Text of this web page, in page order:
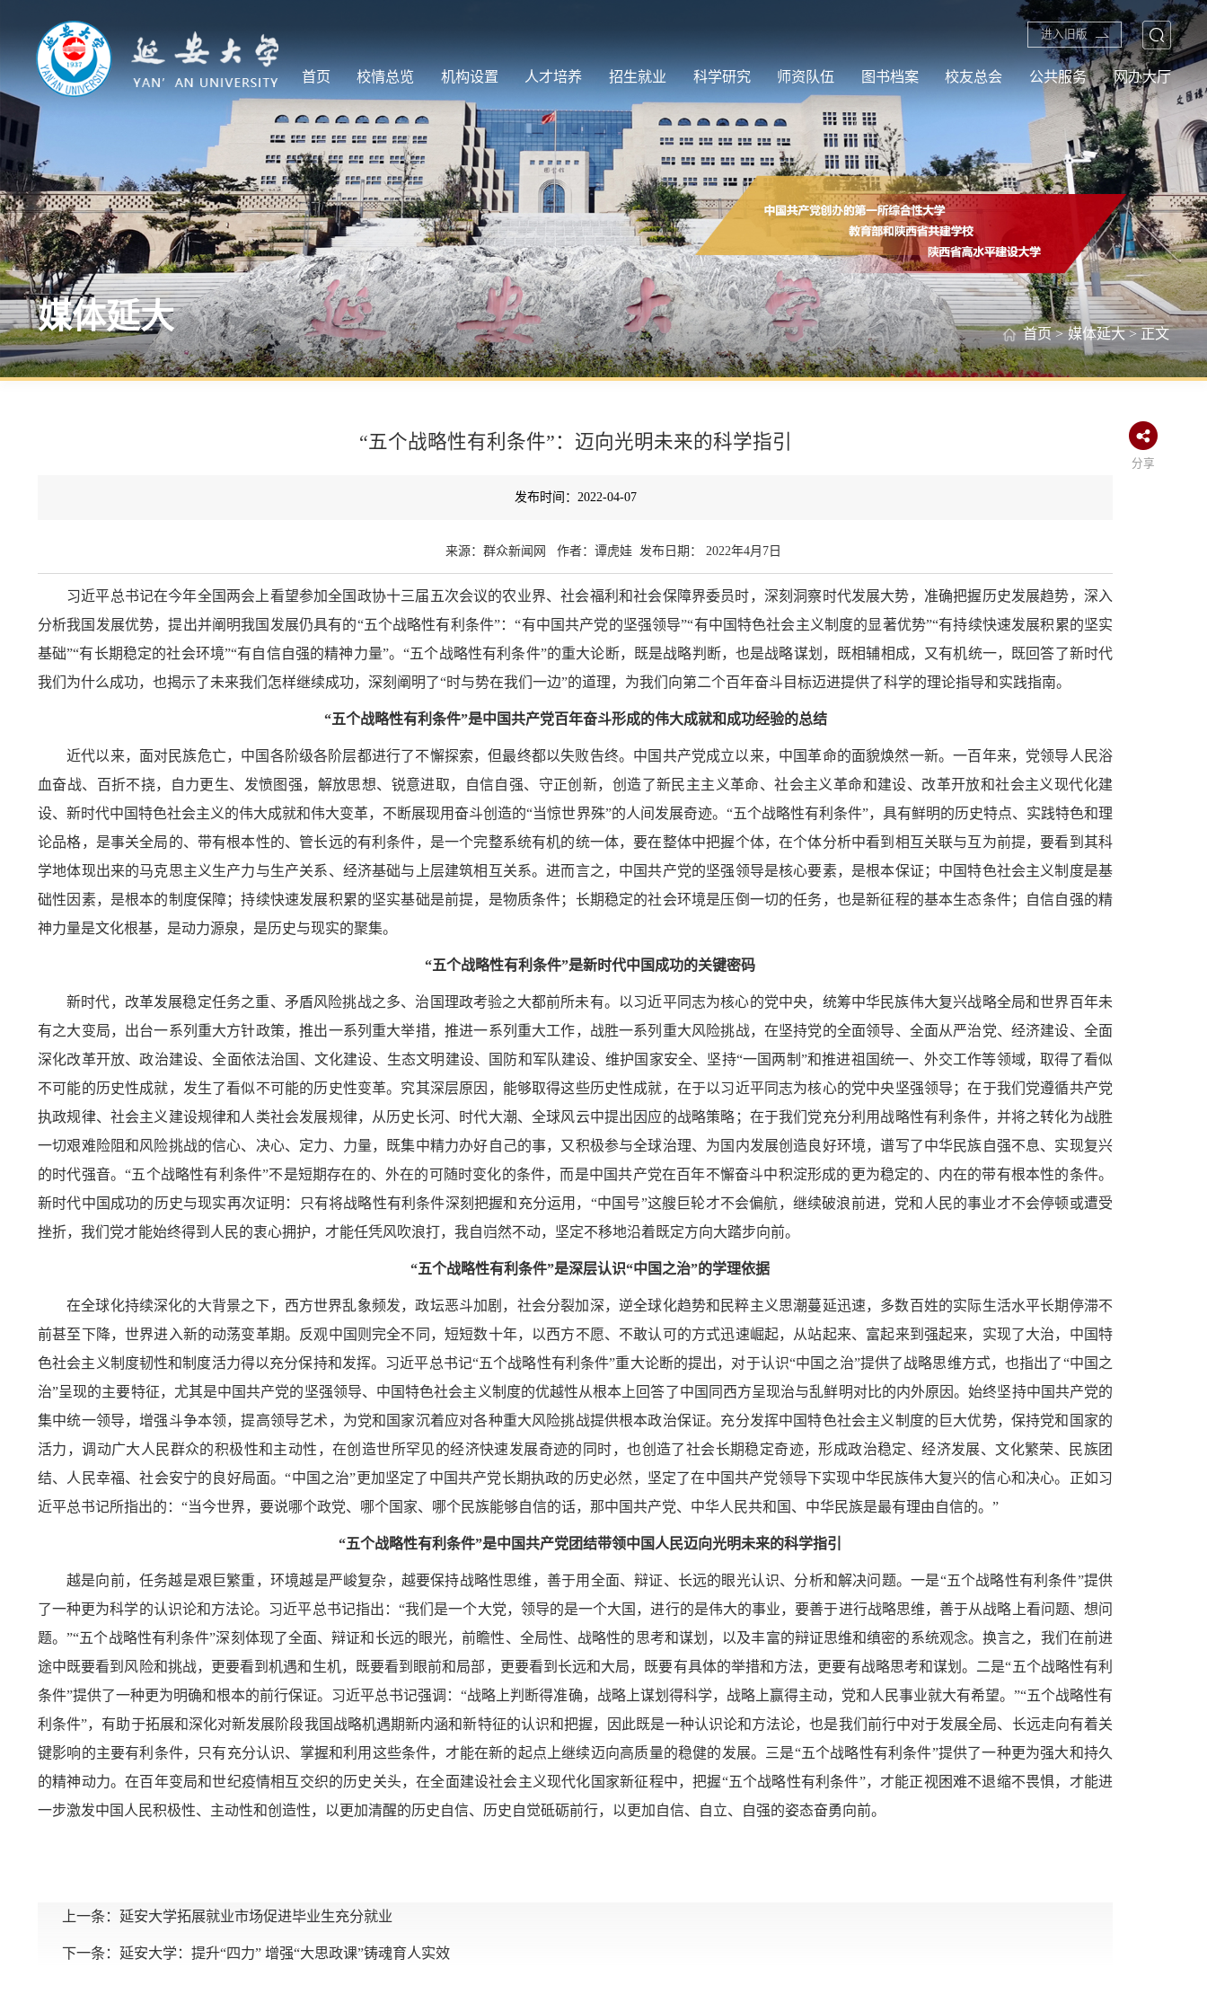
进入旧版
首页 校情总览 机构设置 人才培养 招生就业 科学研究 师资队伍 图书档案 校友总会 公共服务 网办大厅
媒体延大 首页 > 媒体延大 > 正文
“五个战略性有利条件”：迈向光明未来的科学指引
分享
发布时间：2022-04-07
来源：群众新闻网 作者： 谭虎娃 发布日期： 2022年4月7日
习近平总书记在今年全国两会上看望参加全国政协十三届五次会议的农业界、社会福利和社会保障界委员时，深刻洞察时代发展大势，准确把握历史发展趋势，深入
分析我国发展优势，提出并阐明我国发展仍具有的“五个战略性有利条件”：“有中国共产党的坚强领导”“有中国特色社会主义制度的显著优势”“有持续快速发展积累的坚实
基础”“有长期稳定的社会环境”“有自信自强的精神力量”。“五个战略性有利条件”的重大论断，既是战略判断，也是战略谋划，既相辅相成，又有机统一，既回答了新时代
我们为什么成功，也揭示了未来我们怎样继续成功，深刻阐明了“时与势在我们一边”的道理，为我们向第二个百年奋斗目标迈进提供了科学的理论指导和实践指南。
“五个战略性有利条件”是中国共产党百年奋斗形成的伟大成就和成功经验的总结
近代以来，面对民族危亡，中国各阶级各阶层都进行了不懈探索，但最终都以失败告终。中国共产党成立以来，中国革命的面貌焕然一新。一百年来，党领导人民浴
血奋战、百折不挠，自力更生、发愤图强，解放思想、锐意进取，自信自强、守正创新，创造了新民主主义革命、社会主义革命和建设、改革开放和社会主义现代化建
设、新时代中国特色社会主义的伟大成就和伟大变革，不断展现用奋斗创造的“当惊世界殊”的人间发展奇迹。“五个战略性有利条件”，具有鲜明的历史特点、实践特色和理
论品格，是事关全局的、带有根本性的、管长远的有利条件，是一个完整系统有机的统一体，要在整体中把握个体，在个体分析中看到相互关联与互为前提，要看到其科
学地体现出来的马克思主义生产力与生产关系、经济基础与上层建筑相互关系。进而言之，中国共产党的坚强领导是核心要素，是根本保证；中国特色社会主义制度是基
础性因素，是根本的制度保障；持续快速发展积累的坚实基础是前提，是物质条件；长期稳定的社会环境是压倒一切的任务，也是新征程的基本生态条件；自信自强的精
神力量是文化根基，是动力源泉，是历史与现实的聚集。
“五个战略性有利条件”是新时代中国成功的关键密码
新时代，改革发展稳定任务之重、矛盾风险挑战之多、治国理政考验之大都前所未有。以习近平同志为核心的党中央，统筹中华民族伟大复兴战略全局和世界百年未
有之大变局，出台一系列重大方针政策，推出一系列重大举措，推进一系列重大工作，战胜一系列重大风险挑战，在坚持党的全面领导、全面从严治党、经济建设、全面
深化改革开放、政治建设、全面依法治国、文化建设、生态文明建设、国防和军队建设、维护国家安全、坚持“一国两制”和推进祖国统一、外交工作等领域，取得了看似
不可能的历史性成就，发生了看似不可能的历史性变革。究其深层原因，能够取得这些历史性成就，在于以习近平同志为核心的党中央坚强领导；在于我们党遵循共产党
执政规律、社会主义建设规律和人类社会发展规律，从历史长河、时代大潮、全球风云中提出因应的战略策略；在于我们党充分利用战略性有利条件，并将之转化为战胜
一切艰难险阻和风险挑战的信心、决心、定力、力量，既集中精力办好自己的事，又积极参与全球治理、为国内发展创造良好环境，谱写了中华民族自强不息、实现复兴
的时代强音。“五个战略性有利条件”不是短期存在的、外在的可随时变化的条件，而是中国共产党在百年不懈奋斗中积淀形成的更为稳定的、内在的带有根本性的条件。
新时代中国成功的历史与现实再次证明：只有将战略性有利条件深刻把握和充分运用，“中国号”这艘巨轮才不会偏航，继续破浪前进，党和人民的事业才不会停顿或遭受
挫折，我们党才能始终得到人民的衷心拥护，才能任凭风吹浪打，我自岿然不动，坚定不移地沿着既定方向大踏步向前。
“五个战略性有利条件”是深层认识“中国之治”的学理依据
在全球化持续深化的大背景之下，西方世界乱象频发，政坛恶斗加剧，社会分裂加深，逆全球化趋势和民粹主义思潮蔓延迅速，多数百姓的实际生活水平长期停滞不
前甚至下降，世界进入新的动荡变革期。反观中国则完全不同，短短数十年，以西方不愿、不敢认可的方式迅速崛起，从站起来、富起来到强起来，实现了大治，中国特
色社会主义制度韧性和制度活力得以充分保持和发挥。习近平总书记“五个战略性有利条件”重大论断的提出，对于认识“中国之治”提供了战略思维方式，也指出了“中国之
治”呈现的主要特征，尤其是中国共产党的坚强领导、中国特色社会主义制度的优越性从根本上回答了中国同西方呈现治与乱鲜明对比的内外原因。始终坚持中国共产党的
集中统一领导，增强斗争本领，提高领导艺术，为党和国家沉着应对各种重大风险挑战提供根本政治保证。充分发挥中国特色社会主义制度的巨大优势，保持党和国家的
活力，调动广大人民群众的积极性和主动性，在创造世所罕见的经济快速发展奇迹的同时，也创造了社会长期稳定奇迹，形成政治稳定、经济发展、文化繁荣、民族团
结、人民幸福、社会安宁的良好局面。“中国之治”更加坚定了中国共产党长期执政的历史必然，坚定了在中国共产党领导下实现中华民族伟大复兴的信心和决心。正如习
近平总书记所指出的：“当今世界，要说哪个政党、哪个国家、哪个民族能够自信的话，那中国共产党、中华人民共和国、中华民族是最有理由自信的。”
“五个战略性有利条件”是中国共产党团结带领中国人民迈向光明未来的科学指引
越是向前，任务越是艰巨繁重，环境越是严峻复杂，越要保持战略性思维，善于用全面、辩证、长远的眼光认识、分析和解决问题。一是“五个战略性有利条件”提供
了一种更为科学的认识论和方法论。习近平总书记指出：“我们是一个大党，领导的是一个大国，进行的是伟大的事业，要善于进行战略思维，善于从战略上看问题、想问
题。”“五个战略性有利条件”深刻体现了全面、辩证和长远的眼光，前瞻性、全局性、战略性的思考和谋划，以及丰富的辩证思维和缜密的系统观念。换言之，我们在前进
途中既要看到风险和挑战，更要看到机遇和生机，既要看到眼前和局部，更要看到长远和大局，既要有具体的举措和方法，更要有战略思考和谋划。二是“五个战略性有利
条件”提供了一种更为明确和根本的前行保证。习近平总书记强调：“战略上判断得准确，战略上谋划得科学，战略上赢得主动，党和人民事业就大有希望。”“五个战略性有
利条件”，有助于拓展和深化对新发展阶段我国战略机遇期新内涵和新特征的认识和把握，因此既是一种认识论和方法论，也是我们前行中对于发展全局、长远走向有着关
键影响的主要有利条件，只有充分认识、掌握和利用这些条件，才能在新的起点上继续迈向高质量的稳健的发展。三是“五个战略性有利条件”提供了一种更为强大和持久
的精神动力。在百年变局和世纪疫情相互交织的历史关头，在全面建设社会主义现代化国家新征程中，把握“五个战略性有利条件”，才能正视困难不退缩不畏惧，才能进
一步激发中国人民积极性、主动性和创造性，以更加清醒的历史自信、历史自觉砥砺前行，以更加自信、自立、自强的姿态奋勇向前。
上一条： 延安大学拓展就业市场促进毕业生充分就业
下一条： 延安大学：提升“四力” 增强“大思政课”铸魂育人实效